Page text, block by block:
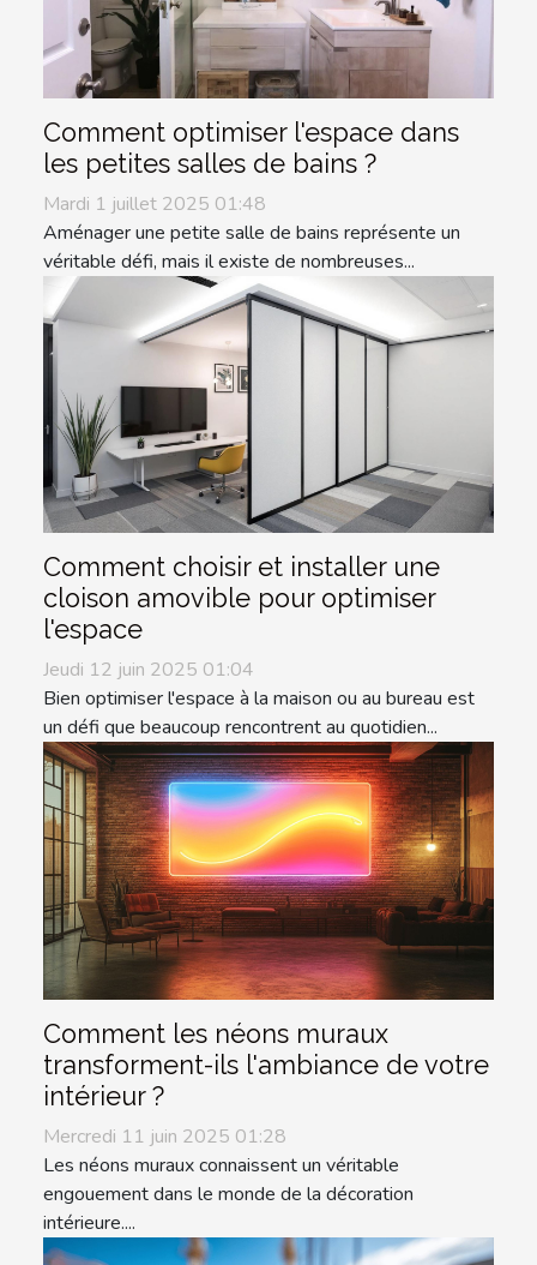
Comment optimiser l'espace dans
les petites salles de bains ?
Mardi 1 juillet 2025 01:48
Aménager une petite salle de bains représente un
véritable défi, mais il existe de nombreuses...
Comment choisir et installer une
cloison amovible pour optimiser
l'espace
Jeudi 12 juin 2025 01:04
Bien optimiser l'espace à la maison ou au bureau est
un défi que beaucoup rencontrent au quotidien...
Comment les néons muraux
transforment-ils l'ambiance de votre
intérieur ?
Mercredi 11 juin 2025 01:28
Les néons muraux connaissent un véritable
engouement dans le monde de la décoration
intérieure....